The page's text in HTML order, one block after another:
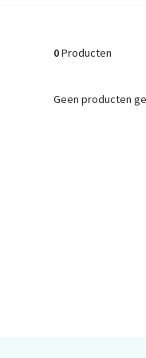
0Producten
Geen producten